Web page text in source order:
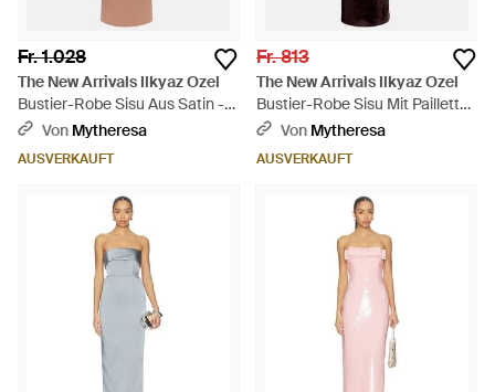
Fr. 1.028
The New Arrivals Ilkyaz Ozel
Bustier-Robe Sisu Aus Satin -
Braun
Von Mytheresa
AUSVERKAUFT
Fr. 813
The New Arrivals Ilkyaz Ozel
Bustier-Robe Sisu Mit Pailletten
- LilaVon Mytheresa
AUSVERKAUFT